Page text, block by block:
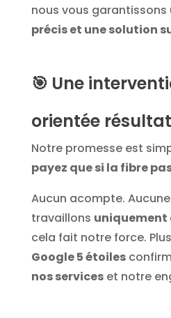
nous vous garantissons
précis et une solution
🎯 Une
orientée résultat
Notre promesse est
payez que si la fibre
Aucun acompte.
travaillons
cela fait notre force.
Google 5 étoiles
nos serviceset notre